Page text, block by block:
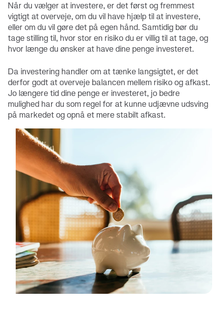
Når du vælger at investere, er det først og fremmest
vigtigt at overveje, om du vil have hjælp til at investere,
eller om du vil gøre det på egen hånd. Samtidig bør du
tage stilling til, hvor stor en risiko du er villig til at tage, og
hvor længe du ønsker at have dine penge investeret.
Da investering handler om at tænke langsigtet, er det
derfor godt at overveje balancen mellem risiko og afkast.
Jo længere tid dine penge er investeret, jo bedre
mulighed har du som regel for at kunne udjævne udsving
på markedet og opnå et mere stabilt afkast.